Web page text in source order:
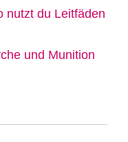
nutzt du Leitfäden
und Munition